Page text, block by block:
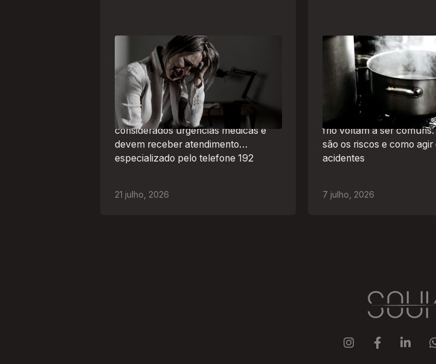
Crise psiquiátrica é urgência
médica: saiba como o SAMU atua
nesses casos
Surtos, tentativas de suicídio e
episódios de agitação intensa são
considerados urgências médicas e
devem receber atendimento
especializado pelo telefone 192
21 julho 2026
Frio leva brasileiros a
para se aquecer e
de queimaduras
O inverno chegou e,
práticas perigosas para
frio voltam a ser
são os riscos e como agir
acidentes
7 julho 2026
  